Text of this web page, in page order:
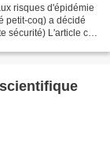
risques d'épidémie
petit-coq) a décidé
sécurité) L'article ci-